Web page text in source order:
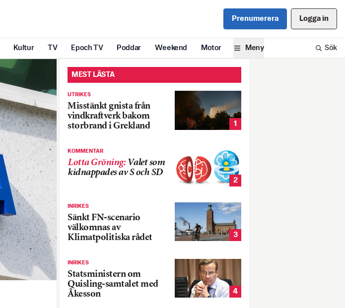
Prenumerera Logga in
Kultur TV Epoch TV Poddar Weekend Motor Meny Sök
MEST LÄSTA
UTRIKES
Misstänkt gnista från
vindkraftverk bakom
storbrand i Grekland
1
KOMMENTAR
Lotta Gröning: Valet som
kidnappades av S och SD
2
INRIKES
Sänkt FN-scenario
välkomnas av
Klimatpolitiska rådet
3
INRIKES
Statsministern om
Quisling-samtalet med
Åkesson
4